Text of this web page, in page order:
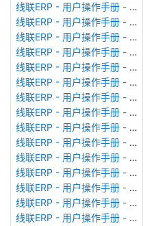
线联ERP - 用户操作手册 - 系统初始化
线联ERP - 用户操作手册 - 财务科目
线联ERP - 用户操作手册 - 现金流量表
线联ERP - 用户操作手册 - 成本调整单
线联ERP - 用户操作手册 - 月结&结账
线联ERP - 用户操作手册 - 制作凭证
线联ERP - 用户操作手册 - 成本核算
线联ERP - 用户操作手册 - 往来核销单
线联ERP - 用户操作手册 - 采购发票
线联ERP - 用户操作手册 - 应收单据
线联ERP - 用户操作手册 - 供应商对账单
线联ERP - 用户操作手册 - 往来付款单
线联ERP - 用户操作手册 - 往来收款单
线联ERP - 用户操作手册 - 客户对账单
线联ERP - 用户操作手册 - 销售发票